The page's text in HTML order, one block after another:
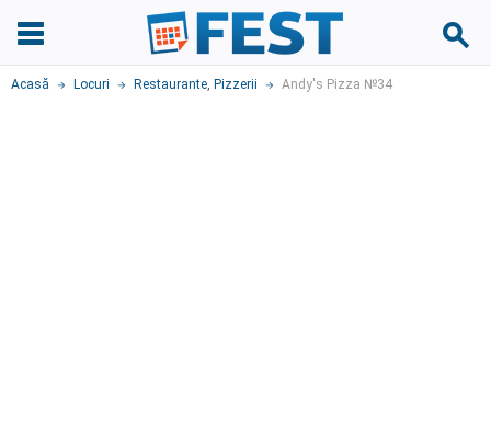
Acasă Locuri Restaurante, Pizzerii Andy's Pizza №34